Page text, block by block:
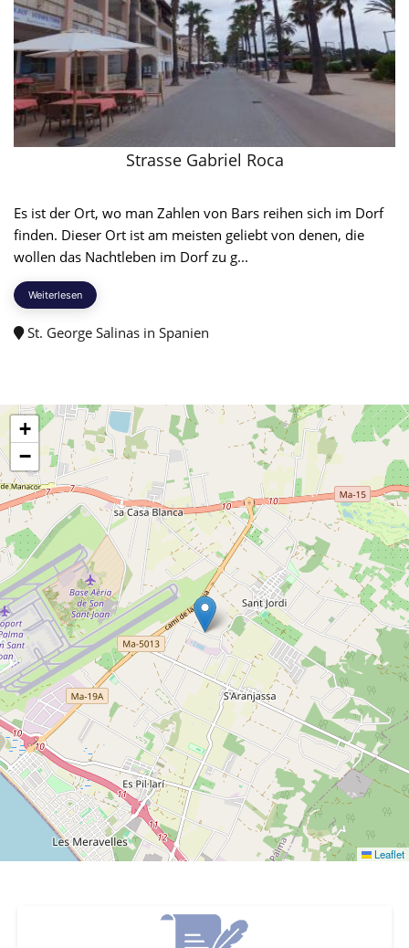
Strasse Gabriel Roca
Es ist der Ort, wo man Zahlen von Bars reihen sich im Dorf
finden. Dieser Ort ist am meisten geliebt von denen, die
wollen das Nachtleben im Dorf zu g...
Weiterlesen
St. George Salinas in Spanien
+
−
Leaflet